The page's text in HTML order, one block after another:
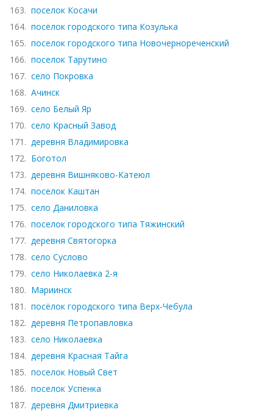
163. поселок Косачи
164. посёлок городского типа Козулька
165. поселок городского типа Новочернореченский
166. поселок Тарутино
167. село Покровка
168. Ачинск
169. село Белый Яр
170. село Красный Завод
171. деревня Владимировка
172. Боготол
173. деревня Вишняково-Катеюл
174. поселок Каштан
175. село Даниловка
176. поселок городского типа Тяжинский
177. деревня Святогорка
178. село Суслово
179. село Николаевка 2-я
180. Мариинск
181. посёлок городского типа Верх-Чебула
182. деревня Петропавловка
183. село Николаевка
184. деревня Красная Тайга
185. поселок Новый Свет
186. поселок Успенка
187. деревня Дмитриевка